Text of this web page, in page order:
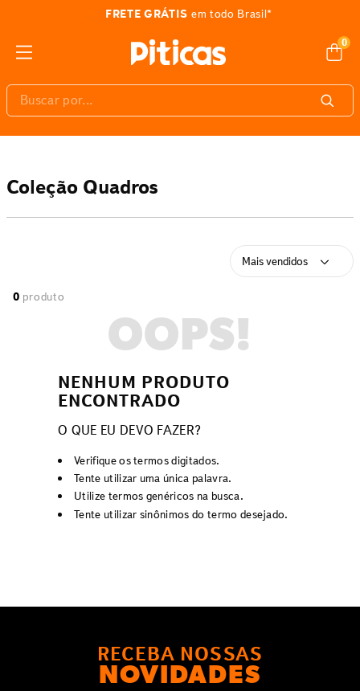
FRETE GRÁTIS em todo Brasil*
0
Buscar por...
Coleção Quadros
Mais vendidos
0 produto
OOPS!
NENHUM PRODUTO
ENCONTRADO
O QUE EU DEVO FAZER?
Verifique os termos digitados.
Tente utilizar uma única palavra.
Utilize termos genéricos na busca.
Tente utilizar sinônimos do termo desejado.
RECEBA NOSSAS
NOVIDADES